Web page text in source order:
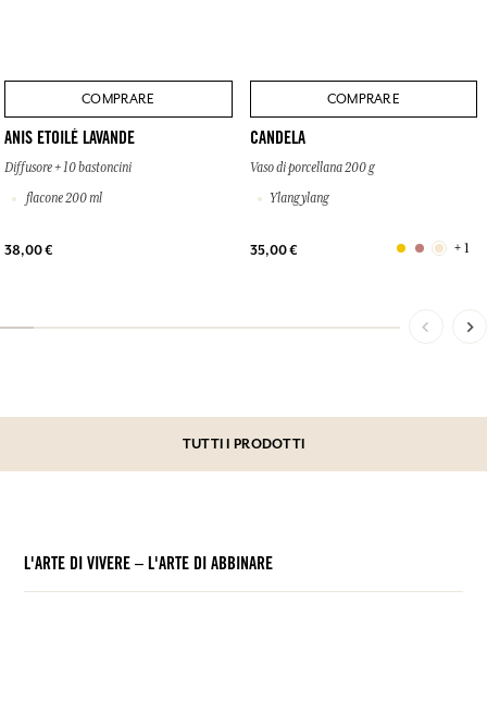
COMPRARE
ANIS ETOILÉ LAVANDE
Diffusore + 10 bastoncini
flacone 200 ml
38,00 €
COMPRARE
CANDELA
Vaso di porcellana 200 g
Ylang ylang
35,00 € + 1
TUTTI I PRODOTTI
L'ARTE DI VIVERE – L'ARTE DI ABBINARE